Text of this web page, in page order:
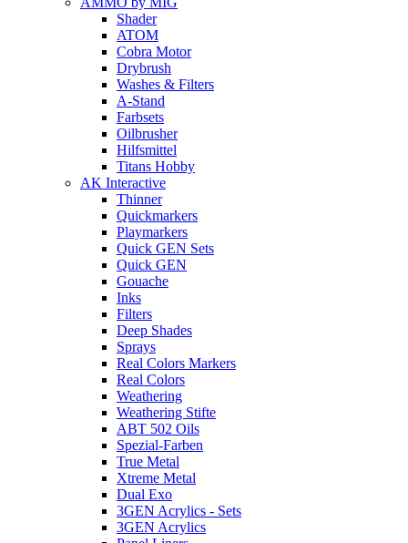
Shader
ATOM
Cobra Motor
Drybrush
Washes & Filters
A-Stand
Farbsets
Oilbrusher
Hilfsmittel
Titans Hobby
AK Interactive
Thinner
Quickmarkers
Playmarkers
Quick GEN Sets
Quick GEN
Gouache
Inks
Filters
Deep Shades
Sprays
Real Colors Markers
Real Colors
Weathering
Weathering Stifte
ABT 502 Oils
Spezial-Farben
True Metal
Xtreme Metal
Dual Exo
3GEN Acrylics - Sets
3GEN Acrylics